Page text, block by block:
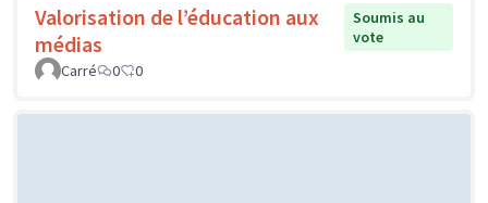
Valorisation de l’éducation aux
médias
Soumis au
vote
Carré
0 0